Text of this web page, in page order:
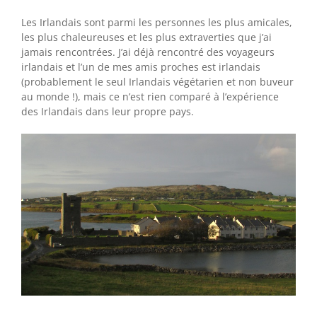
Les Irlandais sont parmi les personnes les plus amicales,
les plus chaleureuses et les plus extraverties que j’ai
jamais rencontrées. J’ai déjà rencontré des voyageurs
irlandais et l’un de mes amis proches est irlandais
(probablement le seul Irlandais végétarien et non buveur
au monde !), mais ce n’est rien comparé à l’expérience
des Irlandais dans leur propre pays.